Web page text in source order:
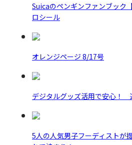
Suicaのペンギンファンブック
ロシール
オレンジページ 8/17号
デジタルグッズ活用で安心！
5人の人気男子フーディスト